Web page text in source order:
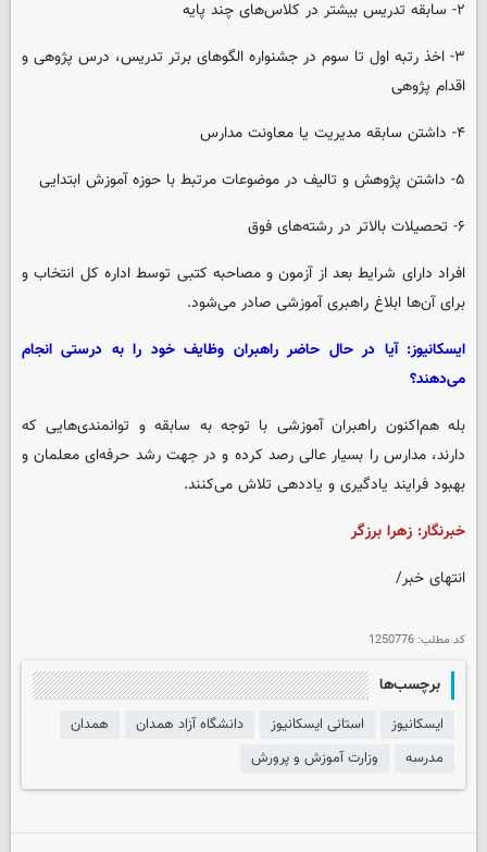
۲- سابقه تدریس بیشتر در کلاس‌های چند پایه
۳- اخذ رتبه اول تا سوم در جشنواره الگوهای برتر تدریس، درس پژوهی و
اقدام پژوهی
۴- داشتن سابقه مدیریت یا معاونت مدارس
۵- داشتن پژوهش و تالیف در موضوعات مرتبط با حوزه آموزش ابتدایی
۶- تحصیلات بالاتر در رشته‌های فوق
افراد دارای شرایط بعد از آزمون و مصاحبه کتبی توسط اداره کل انتخاب و
برای آن‌ها ابلاغ راهبری آموزشی صادر می‌شود.
ایسکانیوز: آیا در حال حاضر راهبران وظایف خود را به درستی انجام
می‌دهند؟
بله هم‌اکنون راهبران آموزشی با توجه به سابقه و توانمندی‌هایی که
دارند، مدارس را بسیار عالی رصد کرده و در جهت رشد حرفه‌ای معلمان و
بهبود فرایند یادگیری و یاددهی تلاش می‌کنند.
خبرنگار: زهرا برزگر
انتهای خبر/
کد مطلب: 1250776
برچسب‌ها
ایسکانیوز استانی ایسکانیوز دانشگاه آزاد همدان
همدان
مدرسه
وزارت آموزش و پرورش